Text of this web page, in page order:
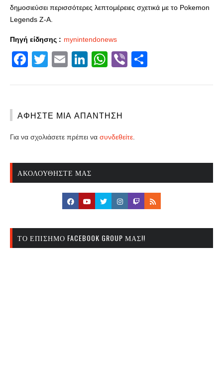
δημοσιεύσει περισσότερες λεπτομέρειες σχετικά με το Pokemon
Legends Z-A.
Πηγή είδησης : mynintendonews
Facebook
Twitter
EmailLinkedIn
WhatsApp
Viber
ΑΦΉΣΤΕ ΜΙΑ ΑΠΆΝΤΗΣΗ
Για να σχολιάσετε πρέπει να συνδεθείτε
ΑΚΟΛΟΥΘΉΣΤΕ ΜΑΣ
ΤΟ ΕΠΊΣΗΜΟ FACEBOOK GROUP ΜΑΣ!!